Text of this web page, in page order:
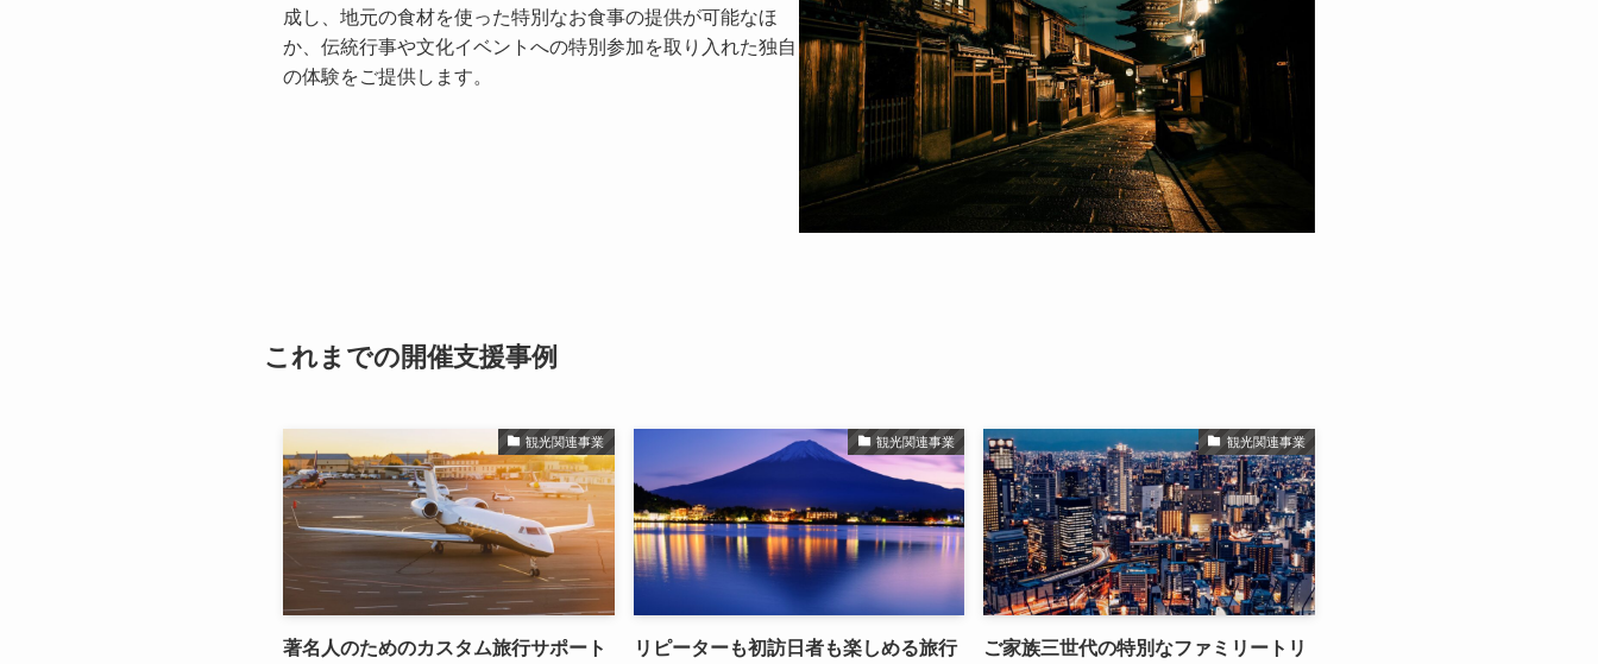
成し、地元の食材を使った特別なお食事の提供が可能なほ
か、伝統行事や文化イベントへの特別参加を取り入れた独自
の体験をご提供します。
これまでの開催支援事例
観光関連事業
著名人のためのカスタム旅行サポート
観光関連事業
リピーターも初訪日者も楽しめる旅行
観光関連事業
ご家族三世代の特別なファミリートリ